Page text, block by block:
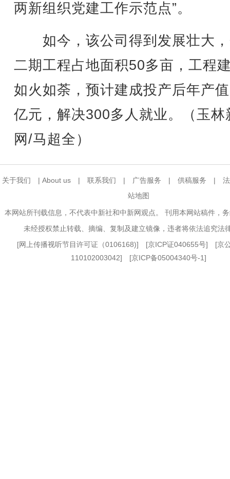
两新组织党建工作示范点”。
如今，该公司得到发展壮大
二期工程占地面积50多亩，工程
如火如荼，预计建成投产后年产
亿元，解决300多人就业。（玉林
网/马超全）
关于我们 | About us | 联系我们 | 广告服务 | 供稿服务 |
站地图
本网站所刊载信息，不代表中新社和中新网观点。 刊用本网站稿件，
未经授权禁止转载、摘编、复制及建立镜像，违者将依法追究法
[网上传播视听节目许可证（0106168)] [京ICP证040655号] [京
110102003042] [京ICP备05004340号-1]